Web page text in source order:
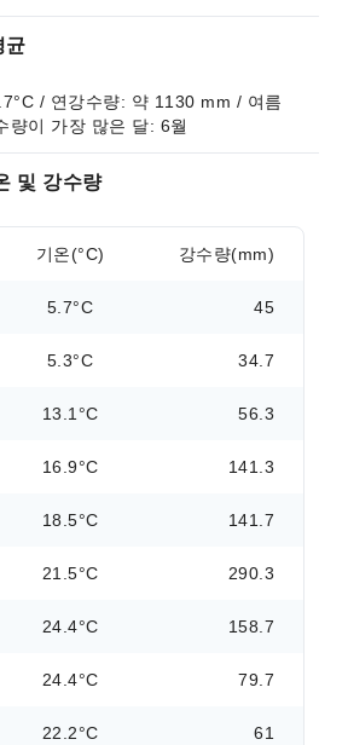
균
/ 연강수량: 약 1130 mm / 여름
량이 가장 많은 달: 6월
및 강수량
기온(°C) 강수량(mm)
5.7°C 45
5.3°C 34.7
13.1°C 56.3
16.9°C 141.3
18.5°C 141.7
21.5°C 290.3
24.4°C 158.7
24.4°C 79.7
22.2°C 61